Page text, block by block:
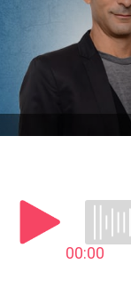
00:00